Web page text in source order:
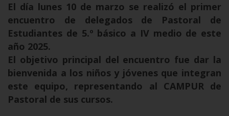
El día lunes 10 de marzo se realizó el primer
encuentro de delegados de Pastoral de
Estudiantes de 5.º básico a IV medio de este
año 2025.
El objetivo principal del encuentro fue dar la
bienvenida a los niños y jóvenes que integran
este equipo, representando al CAMPUR de
Pastoral de sus cursos.